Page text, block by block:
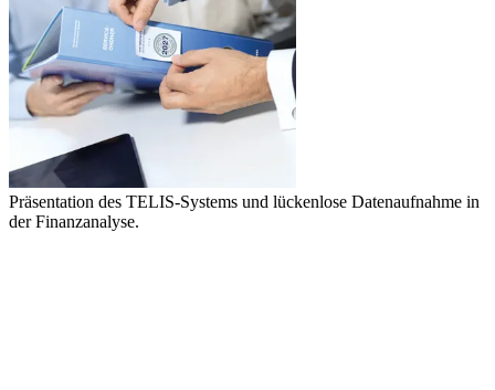
Präsentation des TELIS-Systems und lückenlose Datenaufnahme in
der Finanzanalyse.